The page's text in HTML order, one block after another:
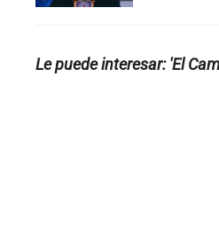
Le puede interesar: 'El